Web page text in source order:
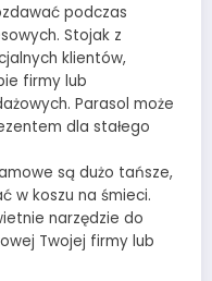
podczas
Stojak z
klientów,
firmy lub
Parasol może
dla stałego
są dużo tańsze,
w koszu na śmieci.
narzędzie do
Twojej firmy lub